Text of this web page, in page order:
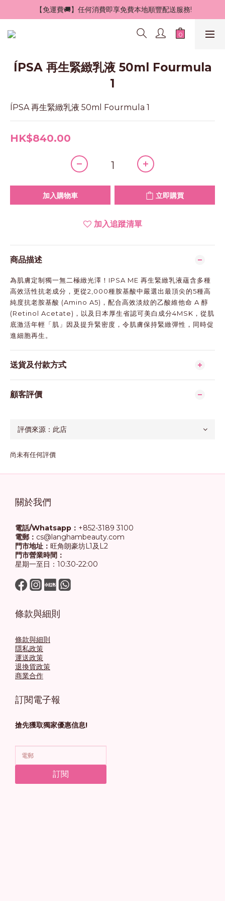
【免運費🚚】任何消費即享免費本地順豐配送服務!
ÍPSA 再生緊緻乳液 50ml Fourmula
1
ÍPSA 再生緊緻乳液 50ml Fourmula 1
HK$840.00
加入購物車 立即購買
加入追蹤清單
商品描述
為肌膚定制獨一無二極緻光澤！IPSA ME 再生緊緻乳液蘊含多種
高效活性抗老成分，更從2,000種胺基酸中嚴選出最頂尖的5種高
純度抗老胺基酸 (Amino A5)，配合高效淡紋的乙酸維他命 A 醇
(Retinol Acetate)，以及日本厚生省認可美白成分4MSK，從肌
底激活年輕「肌」因及提升緊密度，令肌膚保持緊緻彈性，同時促
進細胞再生。
送貨及付款方式
顧客評價
尚未有任何評價
關於我們
電話/Whatsapp： +852-3189 3100
電郵： cs@langhambeauty.com
門市地址： 旺角朗豪坊L1及L2
門市營業時間：
星期一至日：10:30-22:00
條款與細則
條款與細則
隱私政策
運送政策
退換貨政策
商業合作
訂閱電子報
搶先獲取獨家優惠信息!
訂閱